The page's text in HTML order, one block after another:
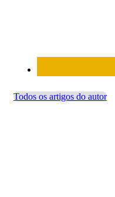
Todos os artigos do autor